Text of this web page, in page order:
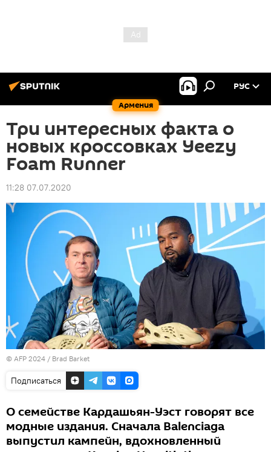
Армения
РУС
Три интересных факта о
новых кроссовках Yeezy
Foam Runner
11:28 07.07.2020
© AFP 2024 / Brad Barket
Подписаться
О семействе Кардашьян-Уэст говорят все
модные издания. Сначала Balenciaga
выпустил кампейн, вдохновленный